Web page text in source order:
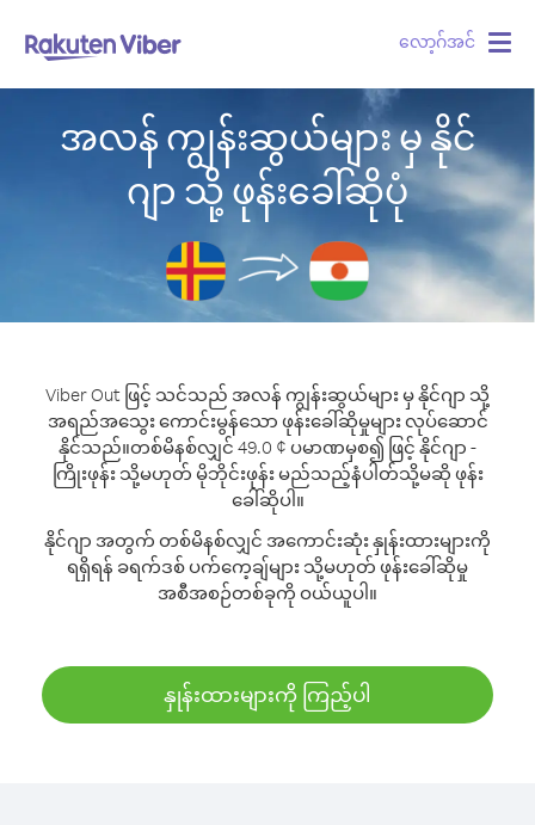
လော့ဂ်အင်
အလန် ကျွန်းဆွယ်များ မှ နိုင်
ဂျာ သို့ ဖုန်းခေါ်ဆိုပုံ
Viber Out ဖြင့် သင်သည် အလန် ကျွန်းဆွယ်များ မှ နိုင်ဂျာ သို့
အရည်အသွေး ကောင်းမွန်သော ဖုန်းခေါ်ဆိုမှုများ လုပ်ဆောင်
နိုင်သည်။တစ်မိနစ်လျှင် 49.0 ¢ ပမာဏမှစ၍ ဖြင့် နိုင်ဂျာ -
ကြိုးဖုန်း သို့မဟုတ် မိုဘိုင်းဖုန်း မည်သည့်နံပါတ်သို့မဆို ဖုန်း
ခေါ်ဆိုပါ။
နိုင်ဂျာ အတွက် တစ်မိနစ်လျှင် အကောင်းဆုံး နှုန်းထားများကို
ရရှိရန် ခရက်ဒစ် ပက်ကေ့ချ်များ သို့မဟုတ် ဖုန်းခေါ်ဆိုမှု
အစီအစဉ်တစ်ခုကို ဝယ်ယူပါ။
နှုန်းထားများကို ကြည့်ပါ